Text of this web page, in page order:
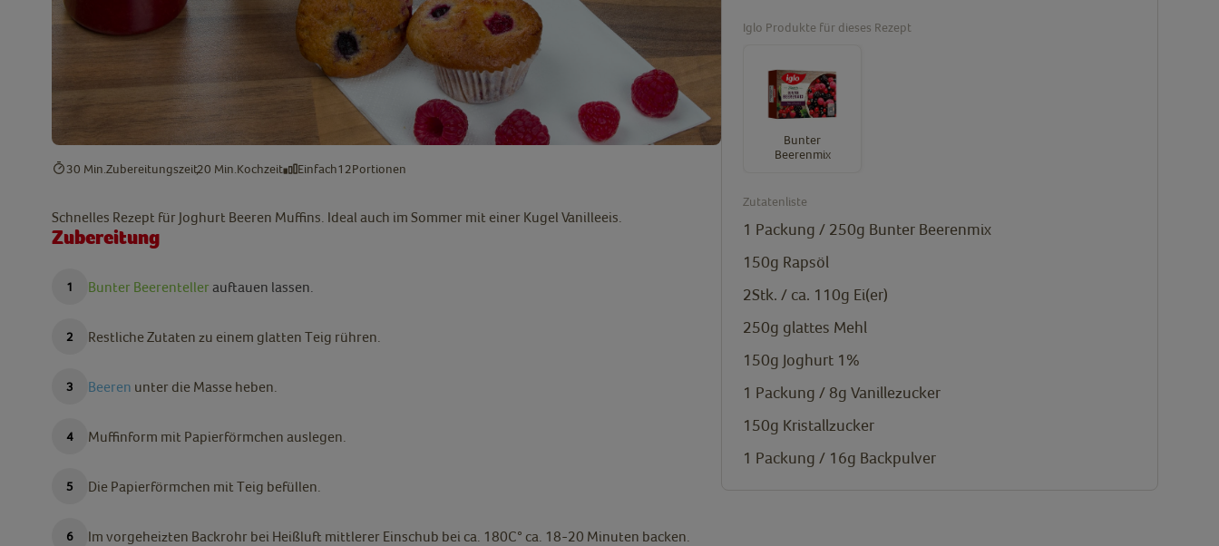
30 Min. Zubereitungszeit20 Min. Kochzeit Einfach12Portionen
Schnelles Rezept für Joghurt Beeren Muffins. Ideal auch im Sommer mit einer Kugel Vanilleeis.
Zubereitung
Bunter Beerenteller auftauen lassen.
Restliche Zutaten zu einem glatten Teig rühren.
Beeren unter die Masse heben.
Muffinform mit Papierförmchen auslegen.
Die Papierförmchen mit Teig befüllen.
Im vorgeheizten Backrohr bei Heißluft mittlerer Einschub bei ca. 180C° ca. 18-20 Minuten backen.
Iglo Produkte für dieses Rezept
Bunter
Beerenmix
Zutatenliste
1 Packung / 250g Bunter Beerenmix
150g Rapsöl
2Stk. / ca. 110g Ei(er)
250g glattes Mehl
150g Joghurt 1%
1 Packung / 8g Vanillezucker
150g Kristallzucker
1 Packung / 16g Backpulver